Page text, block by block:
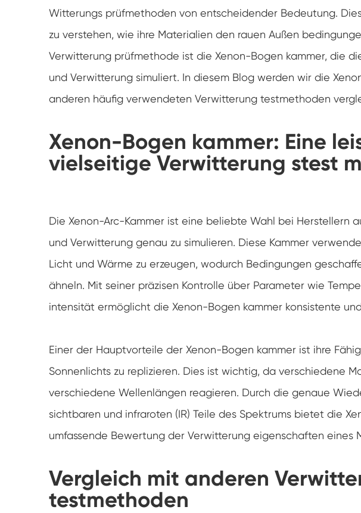
Feuchte Heiz
Klima-und
Gefrier
Kammer für
Spritzwasser-
Explosions
Runaway-
Temperatur-
Industrie ofen
Doppelte Tür
Temperatur-
Heiße kalte
Haltbarkeit
Temperatur-
Witterungs prüfmethoden von entscheidender Bedeutung.
zu verstehen, wie ihre Materialien den rauen Außen
Verwitterung prüfmethode ist die Xenon-Bogen kammer, die
und Verwitterung simuliert. In diesem Blog werden wir die
anderen häufig verwendeten Verwitterung testmethoden
Xenon-Bogen kammer: Eine
vielseitige Verwitterung stest
Die Xenon-Arc-Kammer ist eine beliebte Wahl bei Herstellern
und Verwitterung genau zu simulieren. Diese Kammer
Licht und Wärme zu erzeugen, wodurch Bedingungen
ähneln. Mit seiner präzisen Kontrolle über Parameter wie
intensität ermöglicht die Xenon-Bogen kammer konsistente
Einer der Hauptvorteile der Xenon-Bogen kammer ist ihre
Sonnenlichts zu replizieren. Dies ist wichtig, da verschiedene
verschiedene Wellenlängen reagieren. Durch die genaue
sichtbaren und infraroten (IR) Teile des Spektrums bietet die
umfassende Bewertung der Verwitterung eigenschaften eines
Vergleich mit anderen
testmethoden